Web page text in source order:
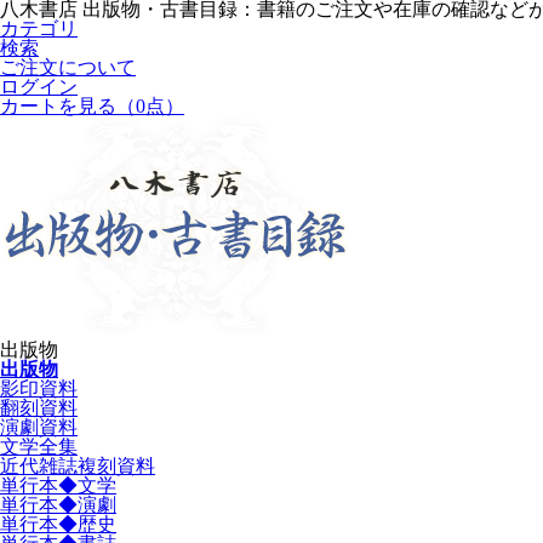
八木書店 出版物・古書目録：書籍のご注文や在庫の確認など
カテゴリ
検索
ご注文について
ログイン
カートを見る
（0点）
出版物
出版物
影印資料
翻刻資料
演劇資料
文学全集
近代雑誌複刻資料
単行本◆文学
単行本◆演劇
単行本◆歴史